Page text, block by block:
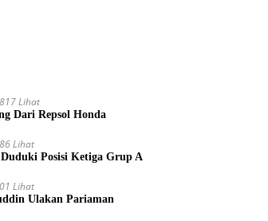
Lihat
Dari Repsol Honda
Lihat
Posisi Ketiga Grup A
Lihat
Ulakan Pariaman